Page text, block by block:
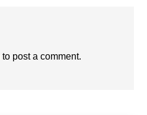
to post a comment.